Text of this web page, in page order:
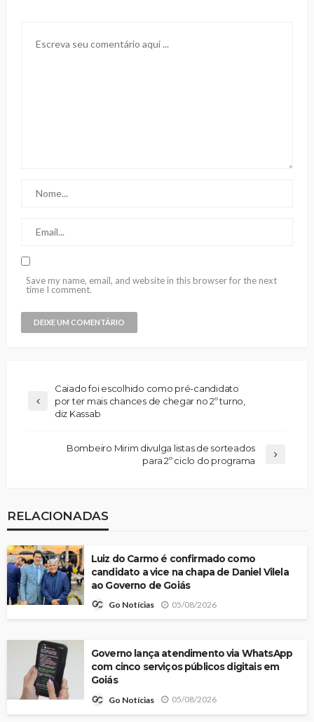
Save my name, email, and website in this browser for the next
time I comment.
Caiado foi escolhido como pré-candidato
por ter mais chances de chegar no 2º turno,
diz Kassab
Bombeiro Mirim divulga listas de sorteados
para 2º ciclo do programa
RELACIONADAS
Luiz do Carmo é confirmado como
candidato a vice na chapa de Daniel Vilela
ao Governo de Goiás
Go Notícias 05/08/2026
Governo lança atendimento via WhatsApp
com cinco serviços públicos digitais em
Goiás
Go Notícias 05/08/2026